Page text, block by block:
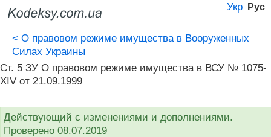
Укр Рус
< О правовом режиме имущества в Вооруженных
Силах Украины
Ст. 5 ЗУ О правовом режиме имущества в ВСУ № 1075-
XIV от 21.09.1999
Действующий с изменениями и дополнениями.
Проверено 08.07.2019